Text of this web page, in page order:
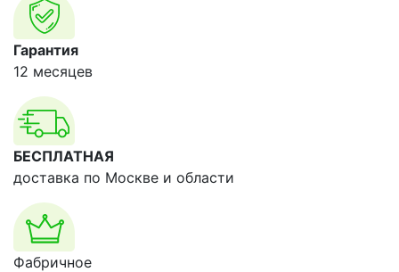
Гарантия
12 месяцев
БЕСПЛАТНАЯ
доставка по Москве и области
Фабричное